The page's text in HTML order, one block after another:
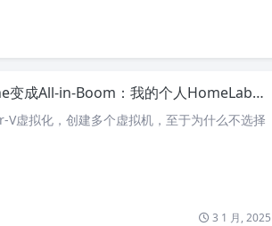
All-in-Boom：我的个人HomeLab高可用架构改造之路
虚拟化，创建多个虚拟机，至于为什么不选择
3 1 月, 2025